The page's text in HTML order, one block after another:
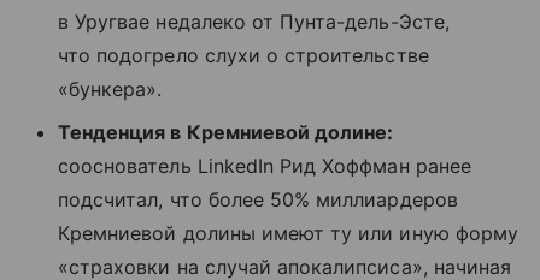
в Уругвае недалеко от Пунта-дель-Эсте,
что подогрело слухи о строительстве
«бункера».
Тенденция в Кремниевой долине:
сооснователь LinkedIn Рид Хоффман ранее
подсчитал, что более 50% миллиардеров
Кремниевой долины имеют ту или иную форму
«страховки на случай апокалипсиса», начиная